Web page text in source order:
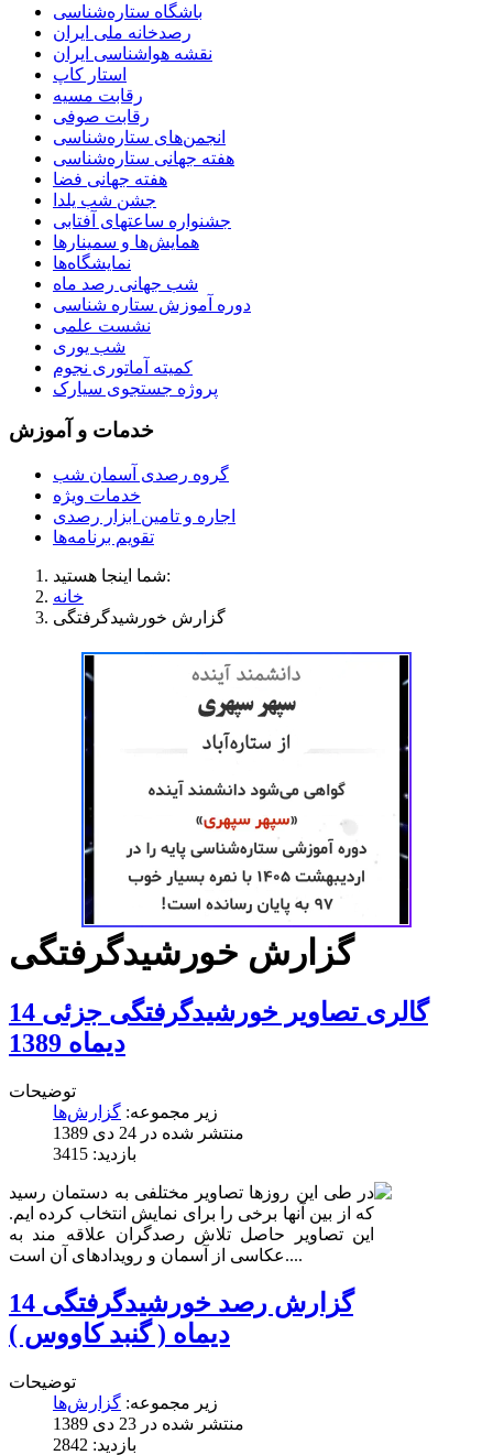
باشگاه ستاره‌شناسی
رصدخانه ملی ایران
نقشه هواشناسی ایران
استار کاپ
رقابت مسیه
رقابت صوفی
انجمن‌های ستاره‌شناسی
هفته جهانی ستاره‌شناسی
هفته جهانی فضا
جشن شب یلدا
جشنواره ساعتهای آفتابی
همایش‌ها و سمینارها
نمایشگاه‌ها
شب جهانی رصد ماه
دوره آموزش ستاره شناسی
نشست علمی
شب یوری
کمیته آماتوری نجوم
پروژه جستجوی سیارک
خدمات و آموزش
گروه رصدی آسمان شب
خدمات ویژه
اجاره و تامین ابزار رصدی
تقویم برنامه‌ها
شما اینجا هستید:
خانه
گزارش خورشیدگرفتگی
گزارش خورشیدگرفتگی
گالری تصاویر خورشیدگرفتگی جزئی 14
دیماه 1389
توضیحات
زیر مجموعه: گزارش‌ها
منتشر شده در 24 دی 1389
بازدید: 3415
در طی این روزها تصاویر مختلفی به دستمان رسید
که از بین آنها برخی را برای نمایش انتخاب کرده ایم.
این تصاویر حاصل تلاش رصدگران علاقه مند به
عکاسی از آسمان و رویدادهای آن است....
گزارش رصد خورشیدگرفتگی 14
دیماه ( گنبد کاووس )
توضیحات
زیر مجموعه: گزارش‌ها
منتشر شده در 23 دی 1389
بازدید: 2842